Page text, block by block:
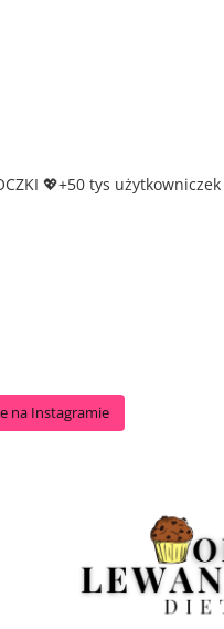
💖+50 tys użytkowniczek
na Instagramie